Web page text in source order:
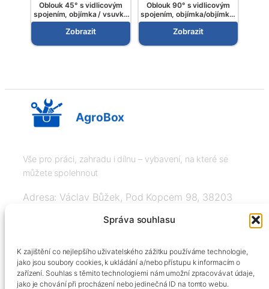
Správa souhlasu
K zajištění co nejlepšího uživatelského zážitku používáme technologie,
jako jsou soubory cookies, k ukládání a/nebo přístupu k informacím o
zařízení. Souhlas s těmito technologiemi nám umožní zpracovávat údaje,
jako je chování při procházení nebo jedinečná ID na tomto webu.
Oblouk 45° s vidlicovým
spojením, objímka / vsuvka
s vnějším závitem, Arag
Zobrazit
Oblouk 90° s vidlicovým
spojením, objímka/objímka,
Arag
Zobrazit
AgroBox
Vše pro práci, zahradu i dílnu – vybavení, na které se
můžete spolehnout
Adresa: Václav Bůžek, Pod Kopcem 98, 38203
+420606334248, info@agrobox.cz